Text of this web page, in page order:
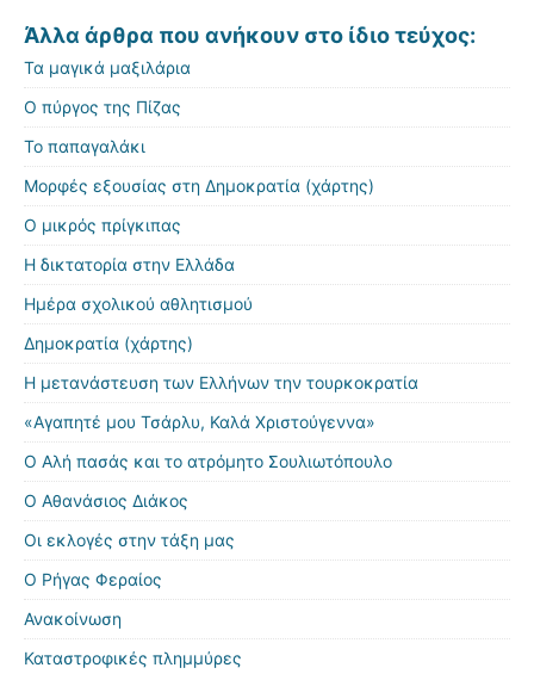
Άλλα άρθρα που ανήκουν στο ίδιο τεύχος:
Τα μαγικά μαξιλάρια
Ο πύργος της Πίζας
Το παπαγαλάκι
Μορφές εξουσίας στη Δημοκρατία (χάρτης)
Ο μικρός πρίγκιπας
Η δικτατορία στην Ελλάδα
Ημέρα σχολικού αθλητισμού
Δημοκρατία (χάρτης)
Η μετανάστευση των Ελλήνων την τουρκοκρατία
«Αγαπητέ μου Τσάρλυ, Καλά Χριστούγεννα»
Ο Αλή πασάς και το ατρόμητο Σουλιωτόπουλο
Ο Αθανάσιος Διάκος
Οι εκλογές στην τάξη μας
Ο Ρήγας Φεραίος
Ανακοίνωση
Καταστροφικές πλημμύρες